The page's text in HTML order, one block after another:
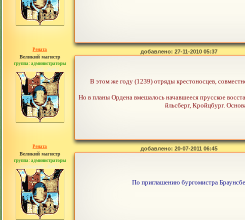
Рената
Великий магистр
группа: администраторы
сообщений: 30442
добавлено: 27-11-2010 05:37
В этом же году (1239) отряды крестоносцев,
Но в планы Ордена вмешалось начавшееся прусское
йльсберг, Кройцбург.
Рената
Великий магистр
группа: администраторы
сообщений: 30442
добавлено: 20-07-2011 06:45
По приглашению бургомистра